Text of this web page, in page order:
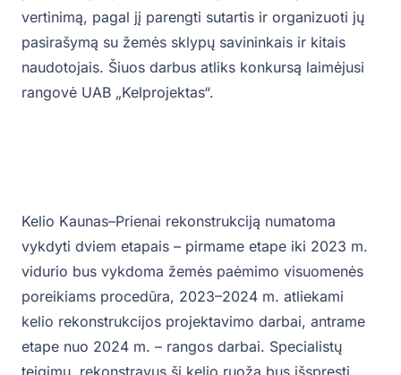
vertinimą, pagal jį parengti sutartis ir organizuoti jų
pasirašymą su žemės sklypų savininkais ir kitais
naudotojais. Šiuos darbus atliks konkursą laimėjusi
rangovė UAB „Kelprojektas“.
Kelio Kaunas–Prienai rekonstrukciją numatoma
vykdyti dviem etapais – pirmame etape iki 2023 m.
vidurio bus vykdoma žemės paėmimo visuomenės
poreikiams procedūra, 2023–2024 m. atliekami
kelio rekonstrukcijos projektavimo darbai, antrame
etape nuo 2024 m. – rangos darbai. Specialistų